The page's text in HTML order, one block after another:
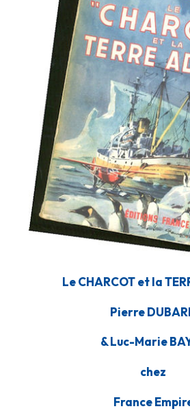
Le CHARCOT et la
Pierre
& Luc-Marie
chez
France